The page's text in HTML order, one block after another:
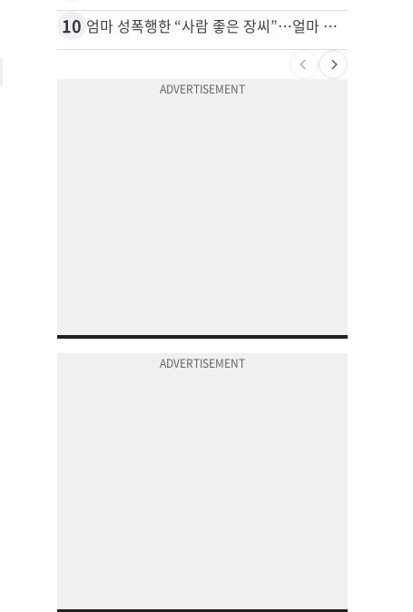
10 엄마 성폭행한 “사람 좋은 장씨”…얼마 뒤 딸 배도 불러왔다